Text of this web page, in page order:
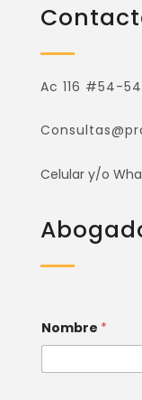
Ac 116 #54-
Celular y/o
Nombre *